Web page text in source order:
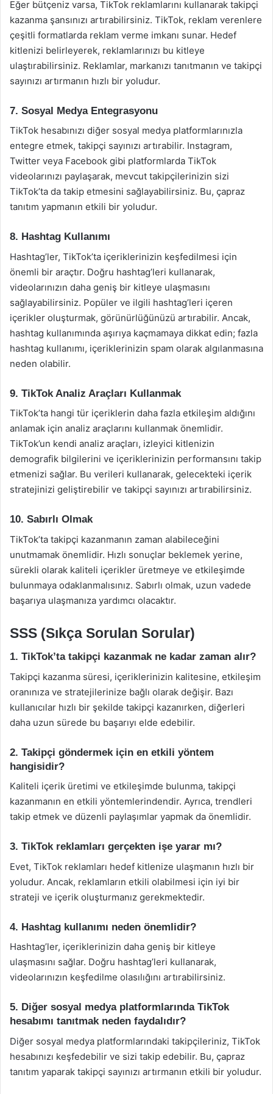
Eğer bütçeniz varsa, TikTok reklamlarını kullanarak takipçi
kazanma şansınızı artırabilirsiniz. TikTok, reklam verenlere
çeşitli formatlarda reklam verme imkanı sunar. Hedef
kitlenizi belirleyerek, reklamlarınızı bu kitleye
ulaştırabilirsiniz. Reklamlar, markanızı tanıtmanın ve takipçi
sayınızı artırmanın hızlı bir yoludur.
7. Sosyal Medya Entegrasyonu
TikTok hesabınızı diğer sosyal medya platformlarınızla
entegre etmek, takipçi sayınızı artırabilir. Instagram,
Twitter veya Facebook gibi platformlarda TikTok
videolarınızı paylaşarak, mevcut takipçilerinizin sizi
TikTok’ta da takip etmesini sağlayabilirsiniz. Bu, çapraz
tanıtım yapmanın etkili bir yoludur.
8. Hashtag Kullanımı
Hashtag’ler, TikTok’ta içeriklerinizin keşfedilmesi için
önemli bir araçtır. Doğru hashtag’leri kullanarak,
videolarınızın daha geniş bir kitleye ulaşmasını
sağlayabilirsiniz. Popüler ve ilgili hashtag’leri içeren
içerikler oluşturmak, görünürlüğünüzü artırabilir. Ancak,
hashtag kullanımında aşırıya kaçmamaya dikkat edin; fazla
hashtag kullanımı, içeriklerinizin spam olarak algılanmasına
neden olabilir.
9. TikTok Analiz Araçları Kullanmak
TikTok’ta hangi tür içeriklerin daha fazla etkileşim aldığını
anlamak için analiz araçlarını kullanmak önemlidir.
TikTok’un kendi analiz araçları, izleyici kitlenizin
demografik bilgilerini ve içeriklerinizin performansını takip
etmenizi sağlar. Bu verileri kullanarak, gelecekteki içerik
stratejinizi geliştirebilir ve takipçi sayınızı artırabilirsiniz.
10. Sabırlı Olmak
TikTok’ta takipçi kazanmanın zaman alabileceğini
unutmamak önemlidir. Hızlı sonuçlar beklemek yerine,
sürekli olarak kaliteli içerikler üretmeye ve etkileşimde
bulunmaya odaklanmalısınız. Sabırlı olmak, uzun vadede
başarıya ulaşmanıza yardımcı olacaktır.
SSS (Sıkça Sorulan Sorular)
1. TikTok’ta takipçi kazanmak ne kadar zaman alır?
Takipçi kazanma süresi, içeriklerinizin kalitesine, etkileşim
oranınıza ve stratejilerinize bağlı olarak değişir. Bazı
kullanıcılar hızlı bir şekilde takipçi kazanırken, diğerleri
daha uzun sürede bu başarıyı elde edebilir.
2. Takipçi göndermek için en etkili yöntem
hangisidir?
Kaliteli içerik üretimi ve etkileşimde bulunma, takipçi
kazanmanın en etkili yöntemlerindendir. Ayrıca, trendleri
takip etmek ve düzenli paylaşımlar yapmak da önemlidir.
3. TikTok reklamları gerçekten işe yarar mı?
Evet, TikTok reklamları hedef kitlenize ulaşmanın hızlı bir
yoludur. Ancak, reklamların etkili olabilmesi için iyi bir
strateji ve içerik oluşturmanız gerekmektedir.
4. Hashtag kullanımı neden önemlidir?
Hashtag’ler, içeriklerinizin daha geniş bir kitleye
ulaşmasını sağlar. Doğru hashtag’leri kullanarak,
videolarınızın keşfedilme olasılığını artırabilirsiniz.
5. Diğer sosyal medya platformlarında TikTok
hesabımı tanıtmak neden faydalıdır?
Diğer sosyal medya platformlarındaki takipçileriniz, TikTok
hesabınızı keşfedebilir ve sizi takip edebilir. Bu, çapraz
tanıtım yaparak takipçi sayınızı artırmanın etkili bir yoludur.